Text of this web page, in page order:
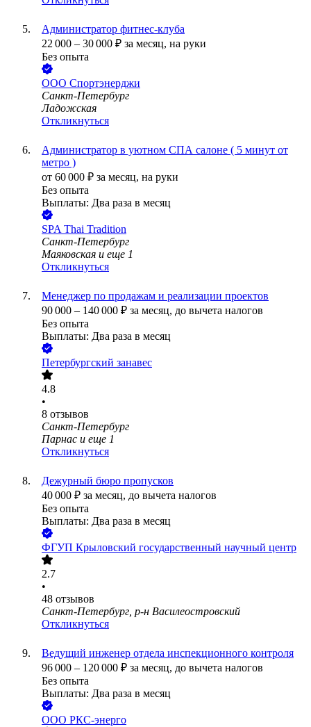
Администратор фитнес-клуба
22 000 – 30 000 ₽ за месяц, на руки
Без опыта
ООО Спортэнерджи
Санкт-Петербург
Ладожская
Откликнуться
Администратор в уютном СПА салоне ( 5 минут от
метро )
от 60 000 ₽ за месяц, на руки
Без опыта
Выплаты: Два раза в месяц
SPA Thai Tradition
Санкт-Петербург
Маяковская и еще 1
Откликнуться
Менеджер по продажам и реализации проектов
90 000 – 140 000 ₽ за месяц, до вычета налогов
Без опыта
Выплаты: Два раза в месяц
Петербургский занавес
4.8
•
8 отзывов
Санкт-Петербург
Парнас и еще 1
Откликнуться
Дежурный бюро пропусков
40 000 ₽ за месяц, до вычета налогов
Без опыта
Выплаты: Два раза в месяц
ФГУП Крыловский государственный научный центр
2.7
•
48 отзывов
Санкт-Петербург, р-н Василеостровский
Откликнуться
Ведущий инженер отдела инспекционного контроля
96 000 – 120 000 ₽ за месяц, до вычета налогов
Без опыта
Выплаты: Два раза в месяц
ООО РКС-энерго